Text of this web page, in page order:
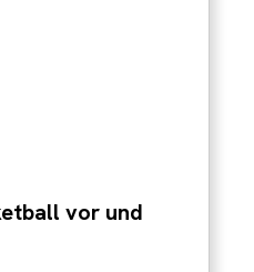
vor und